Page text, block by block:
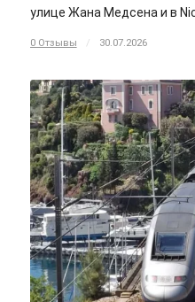
улице Жана Медсена и в
0 Отзывы / 30.07.2026